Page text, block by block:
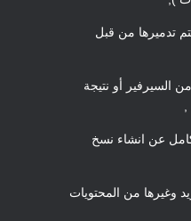
تدميرها من قبل
السيرفير أو نتيجة
عن انشاء نسخ
وغيرها من المحتويات